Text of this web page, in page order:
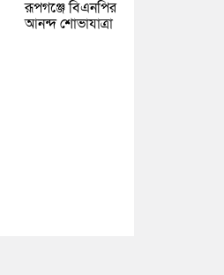
রূপগঞ্জে বিএনপির
আনন্দ শোভাযাত্রা